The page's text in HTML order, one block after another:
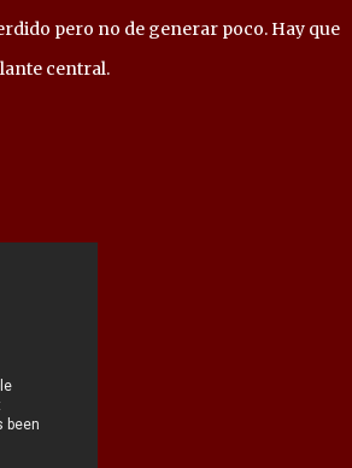
pero no de generar poco. Hay que
central.